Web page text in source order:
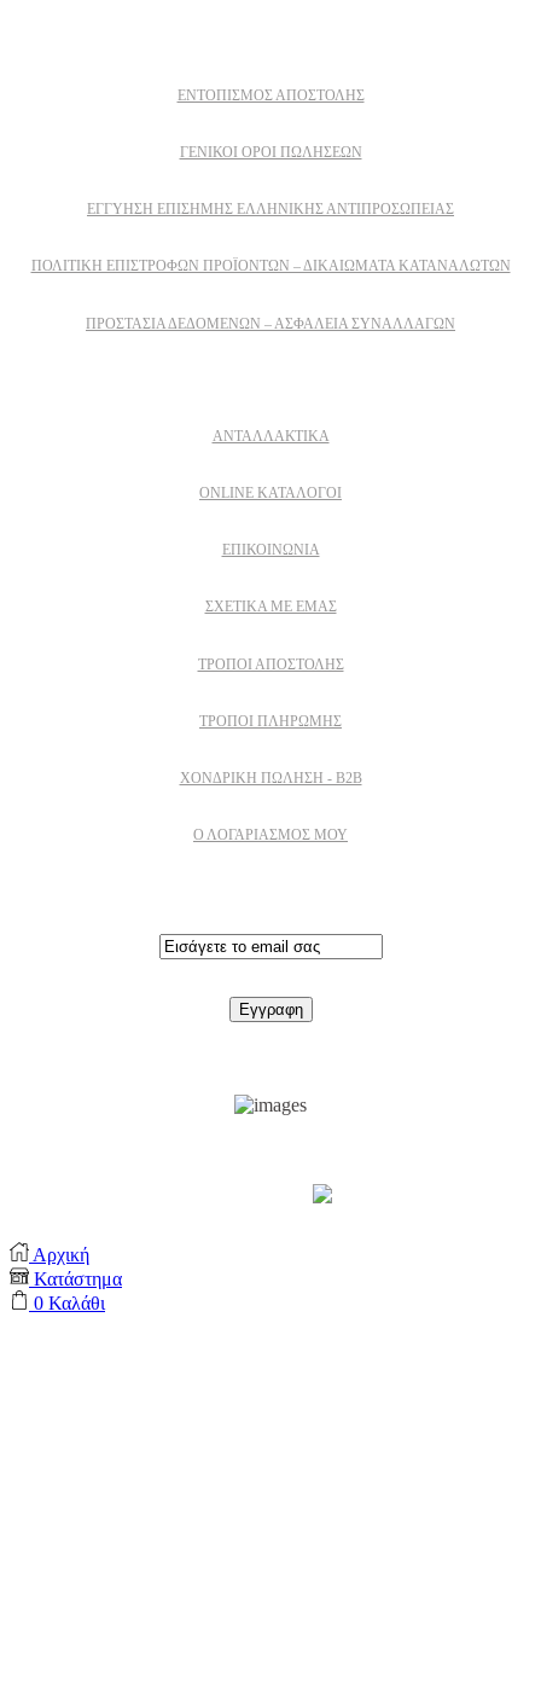
ΕΝΤΟΠΙΣΜΟΣ ΑΠΟΣΤΟΛΗΣ
ΓΕΝΙΚΟΙ ΟΡΟΙ ΠΩΛΗΣΕΩΝ
ΕΓΓΎΗΣΗ ΕΠΊΣΗΜΗΣ ΕΛΛΗΝΙΚΉΣ ΑΝΤΙΠΡΟΣΩΠΕΊΑΣ
ΠΟΛΙΤΙΚΉ ΕΠΙΣΤΡΟΦΏΝ ΠΡΟΪΌΝΤΩΝ – ΔΙΚΑΙΏΜΑΤΑ ΚΑΤΑΝΑΛΩΤΏΝ
ΠΡΟΣΤΑΣΊΑ ΔΕΔΟΜΈΝΩΝ – ΑΣΦΆΛΕΙΑ ΣΥΝΑΛΛΑΓΏΝ
ΑΝΤΑΛΛΑΚΤΙΚΑ
ONLINE ΚΑΤΑΛΟΓΟΙ
ΕΠΙΚΟΙΝΩΝΙΑ
ΣΧΕΤΙΚΆ ΜΕ ΕΜΆΣ
ΤΡΌΠΟΙ ΑΠΟΣΤΟΛΉΣ
ΤΡΌΠΟΙ ΠΛΗΡΩΜΉΣ
ΧΟΝΔΡΙΚΉ ΠΏΛΗΣΗ - B2B
Ο ΛΟΓΑΡΙΑΣΜΟΣ ΜΟΥ
Αρχική
Κατάστημα
0 Καλάθι